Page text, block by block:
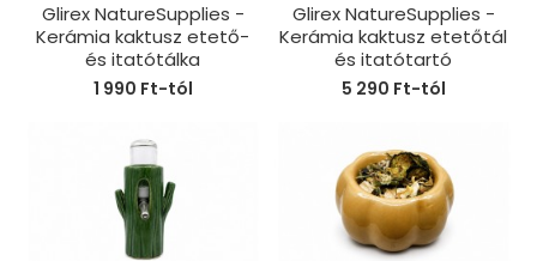
Glirex NatureSupplies -
Kerámia kaktusz etető-
és itatótálka
1 990 Ft-tól
Glirex NatureSupplies -
Kerámia kaktusz etetőtál
és itatótartó
5 290 Ft-tól